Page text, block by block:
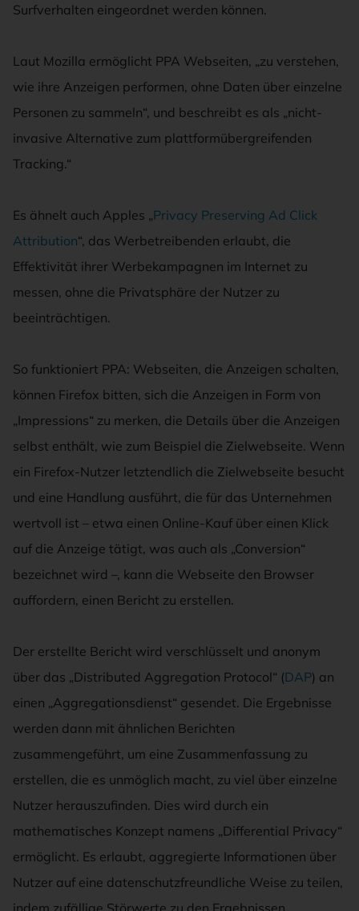
Surfverhalten eingeordnet werden können.
Laut Mozilla ermöglicht PPA Webseiten, „zu verstehen,
wie ihre Anzeigen performen, ohne Daten über einzelne
Personen zu sammeln“, und beschreibt es als „nicht-
invasive Alternative zum plattformübergreifenden
Tracking.“
Es ähnelt auch Apples „Privacy Preserving Ad Click
Attribution“, das Werbetreibenden erlaubt, die
Effektivität ihrer Werbekampagnen im Internet zu
messen, ohne die Privatsphäre der Nutzer zu
beeinträchtigen.
So funktioniert PPA: Webseiten, die Anzeigen schalten,
können Firefox bitten, sich die Anzeigen in Form von
„Impressions“ zu merken, die Details über die Anzeigen
selbst enthält, wie zum Beispiel die Zielwebseite. Wenn
ein Firefox-Nutzer letztendlich die Zielwebseite besucht
und eine Handlung ausführt, die für das Unternehmen
wertvoll ist – etwa einen Online-Kauf über einen Klick
auf die Anzeige tätigt, was auch als „Conversion“
bezeichnet wird –, kann die Webseite den Browser
auffordern, einen Bericht zu erstellen.
Der erstellte Bericht wird verschlüsselt und anonym
über das „Distributed Aggregation Protocol“ (DAP) an
einen „Aggregationsdienst“ gesendet. Die Ergebnisse
werden dann mit ähnlichen Berichten
zusammengeführt, um eine Zusammenfassung zu
erstellen, die es unmöglich macht, zu viel über einzelne
Nutzer herauszufinden. Dies wird durch ein
mathematisches Konzept namens „Differential Privacy“
ermöglicht. Es erlaubt, aggregierte Informationen über
Nutzer auf eine datenschutzfreundliche Weise zu teilen,
indem zufällige Störwerte zu den Ergebnissen